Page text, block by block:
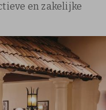
en zakelijke